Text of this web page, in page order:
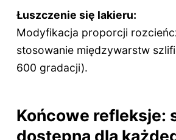
Łuszczenie się lakieru:
Modyfikacja proporcji
stosowanie międzywarstw
600 gradacji).
Końcowe refleksje:
dostępna dla